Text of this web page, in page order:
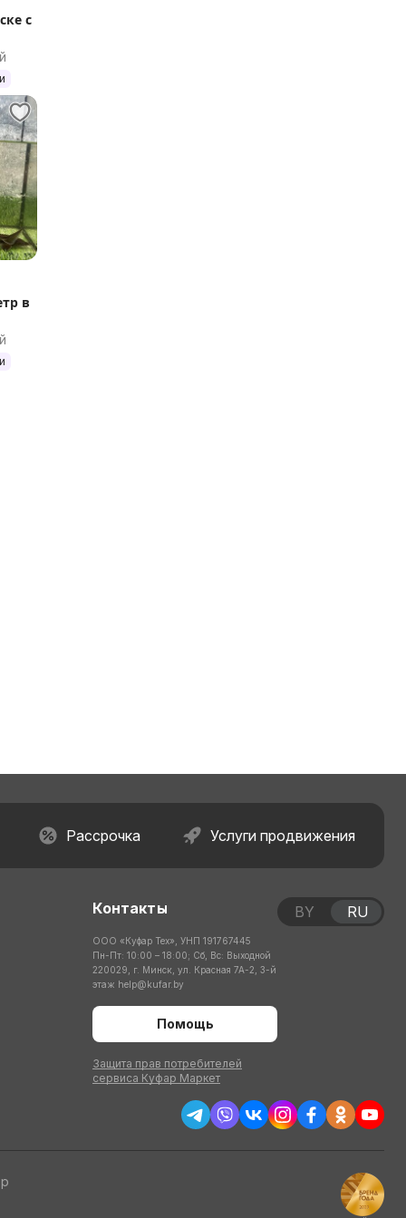
с
в
Рассрочка Услуги продвижения
Контакты
ООО «Куфар Тех», УНП 191767445
Пн-Пт: 10:00 – 18:00; Сб, Вс: Выходной
220029, г. Минск, ул. Красная 7А-2, 3-й
этаж help@kufar.by
Помощь
Защита прав потребителей
сервиса Куфар Маркет
BY RU